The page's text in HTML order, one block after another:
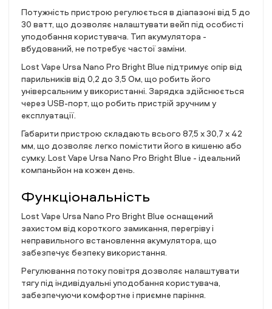
Потужність пристрою регулюється в діапазоні від 5 до
30 ватт, що дозволяє налаштувати вейп під особисті
уподобання користувача. Тип акумулятора -
вбудований, не потребує частої заміни.
Lost Vape Ursa Nano Pro Bright Blue підтримує опір від
парильників від 0,2 до 3,5 Ом, що робить його
універсальним у використанні. Зарядка здійснюється
через USB-порт, що робить пристрій зручним у
експлуатації.
Габарити пристрою складають всього 87,5 х 30,7 х 42
мм, що дозволяє легко помістити його в кишеню або
сумку. Lost Vape Ursa Nano Pro Bright Blue - ідеальний
компаньйон на кожен день.
Функціональність
Lost Vape Ursa Nano Pro Bright Blue оснащений
захистом від короткого замикання, перегріву і
неправильного встановлення акумулятора, що
забезпечує безпеку використання.
Регулювання потоку повітря дозволяє налаштувати
тягу під індивідуальні уподобання користувача,
забезпечуючи комфортне і приємне паріння.